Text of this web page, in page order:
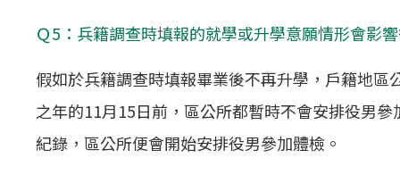
Ｑ5：兵籍調查時填報的就學或升學意願情形會影
假如於兵籍調查時填報畢業後不再升學，戶籍地
之年的11月15日前，區公所都暫時不會安排役男
紀錄，區公所便會開始安排役男參加體檢。